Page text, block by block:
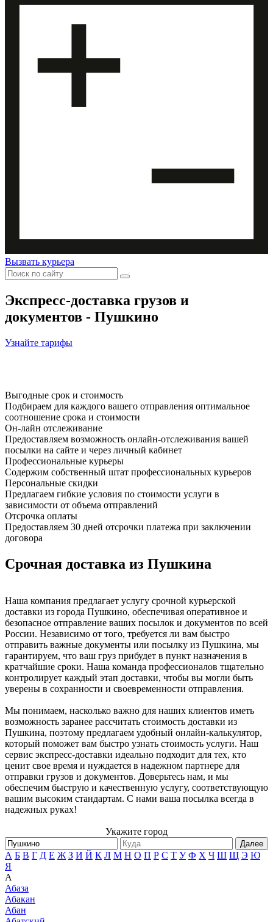
Вызвать курьера
Экспресс-доставка грузов и
документов - Пушкино
Узнайте тарифы
Выгодные срок и стоимость
Подбираем для каждого вашего отправления оптимальное
соотношение срока и стоимости
Он-лайн отслеживание
Предоставляем возможность онлайн-отслеживания вашей
посылки на сайте и через личный кабинет
Профессиональные курьеры
Содержим собственный штат профессиональных курьеров
Персональные скидки
Предлагаем гибкие условия по стоимости услуги в
зависимости от объема отправлений
Отсрочка оплаты
Предоставляем 30 дней отсрочки платежа при заключении
договора
Срочная доставка из Пушкина
Наша компания предлагает услугу срочной курьерской
доставки из города Пушкино, обеспечивая оперативное и
безопасное отправление ваших посылок и документов по всей
России. Независимо от того, требуется ли вам быстро
отправить важные документы или посылку из Пушкина, мы
гарантируем, что ваш груз прибудет в пункт назначения в
кратчайшие сроки. Наша команда профессионалов тщательно
контролирует каждый этап доставки, чтобы вы могли быть
уверены в сохранности и своевременности отправления.
Мы понимаем, насколько важно для наших клиентов иметь
возможность заранее рассчитать стоимость доставки из
Пушкина, поэтому предлагаем удобный онлайн-калькулятор,
который поможет вам быстро узнать стоимость услуги. Наш
сервис экспресс-доставки идеально подходит для тех, кто
ценит свое время и нуждается в надежном партнере для
отправки грузов и документов. Доверьтесь нам, и мы
обеспечим быструю и качественную услугу, соответствующую
вашим высоким стандартам. С нами ваша посылка всегда в
надежных руках!
Укажите город
Далее
А Б В Г Д Е Ж З И Й К Л М Н О П Р С Т У Ф Х Ч Ш Щ Э Ю
Я
А
Абаза
Абакан
Абан